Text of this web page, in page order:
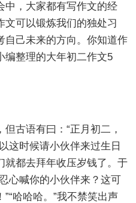
中，大家都有写作文的经
文可以锻炼我们的独处习
自己未来的方向。你知道作
编整理的大年初二作文5
古语有曰：“正月初二，
这时候请小伙伴来过生日
就都去拜年收压岁钱了。于
心喊你的小伙伴来？这可
哈哈哈。”我不禁笑出声